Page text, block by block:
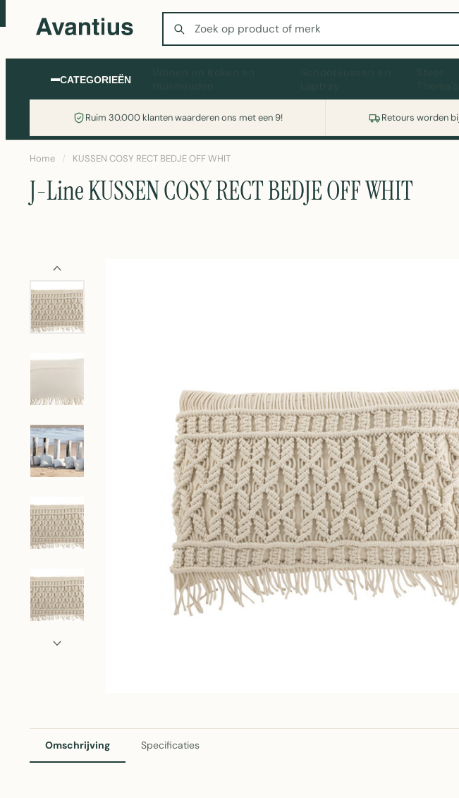
Zoeken
CATEGORIEËN
Ruim 30.000 klanten waarderen ons met een 9! Retours worden
Wasmachine of koelkast nodig?
Home / KUSSEN COSY RECT BEDJE OFF WHIT
J-Line KUSSEN COSY RECT BEDJE OFF WHIT
Omschrijving Specificaties